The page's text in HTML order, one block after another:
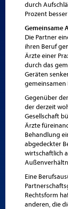
durch
Prozent
Gemeinsame
Die Partner
ihren Beruf
Ärzte einer
durch das
Geräten
Gegenüber
der derzeit
Gesellschaft
Ärzte
Behandlung
abgedeckter
wirtschaftlich
Eine
Rechtsform
anderen, die